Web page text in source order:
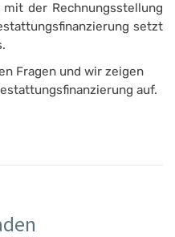
der Rechnungsstellung
setzt
Fragen und wir zeigen
auf.